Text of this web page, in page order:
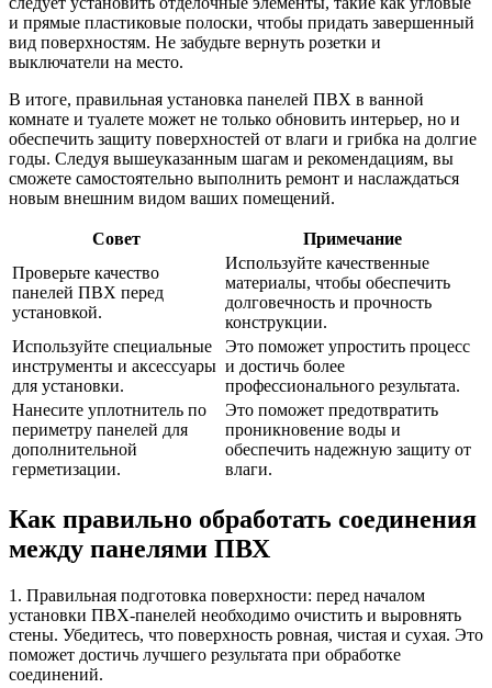
и прямые пластиковые полоски, чтобы придать завершенный
вид поверхностям. Не забудьте вернуть розетки и
выключатели на место.
В итоге, правильная установка панелей ПВХ в ванной
комнате и туалете может не только обновить интерьер, но и
обеспечить защиту поверхностей от влаги и грибка на долгие
годы. Следуя вышеуказанным шагам и рекомендациям, вы
сможете самостоятельно выполнить ремонт и наслаждаться
новым внешним видом ваших помещений.
Совет
Примечание
Проверьте качество
панелей ПВХ перед
установкой.
Используйте качественные
материалы, чтобы обеспечить
долговечность и прочность
конструкции.
Используйте специальные
инструменты и аксессуары
для установки.
Это поможет упростить процесс
и достичь более
профессионального результата.
Нанесите уплотнитель по
периметру панелей для
дополнительной
герметизации.
Это поможет предотвратить
проникновение воды и
обеспечить надежную защиту от
влаги.
Как правильно обработать соединения
между панелями ПВХ
1. Правильная подготовка поверхности: перед началом
установки ПВХ-панелей необходимо очистить и выровнять
стены. Убедитесь, что поверхность ровная, чистая и сухая. Это
поможет достичь лучшего результата при обработке
соединений.